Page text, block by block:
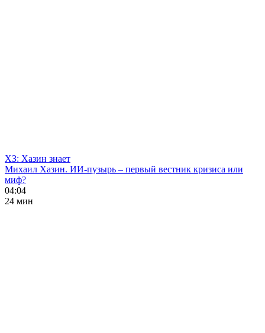
ХЗ: Хазин знает
Михаил Хазин. ИИ-пузырь – первый вестник кризиса или
миф?
04:04
24 мин